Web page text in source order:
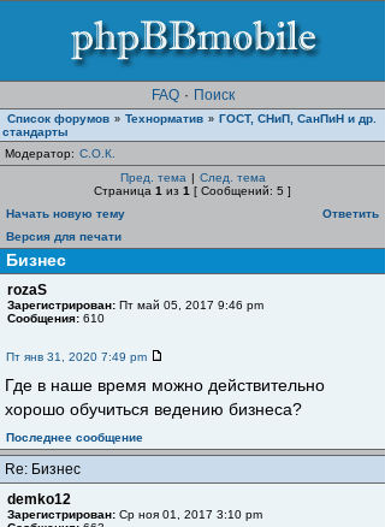
FAQ · Поиск
Список форумов » Teхнорматив » ГОСТ, СНиП, СанПиН и др.
стандарты
Модератор: С.О.К.
Пред. тема | След. тема
Страница 1 из 1 [ Сообщений: 5 ]
Начать новую тему
Ответить
Версия для печати
Бизнес
rozaS
Зарегистрирован: Пт май 05, 2017 9:46 pm
Сообщения: 610
Пт янв 31, 2020 7:49 pm
Где в наше время можно действительно
хорошо обучиться ведению бизнеса?
Последнее сообщение
Re: Бизнес
demko12
Зарегистрирован: Ср ноя 01, 2017 3:10 pm